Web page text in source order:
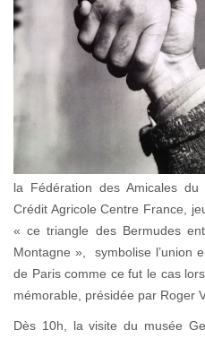
la Fédération des Amicales
Crédit Agricole Centre France,
« ce triangle des Bermudes
Montagne », symbolise l’union
de Paris comme ce fut le cas
mémorable, présidée par Roger
Dès 10h, la visite du musée